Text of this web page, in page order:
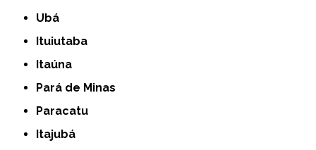
Ubá
Ituiutaba
Itaúna
Pará de Minas
Paracatu
Itajubá